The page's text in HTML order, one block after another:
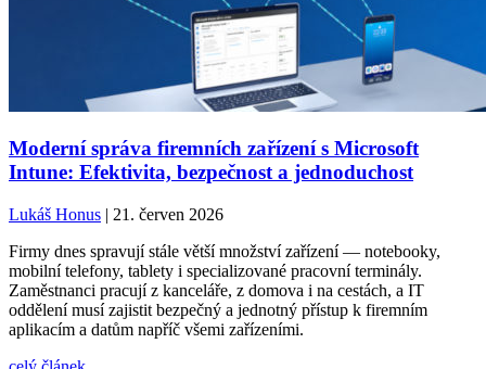
Moderní správa firemních zařízení s Microsoft
Intune: Efektivita, bezpečnost a jednoduchost
Lukáš Honus | 21. červen 2026
Firmy dnes spravují stále větší množství zařízení — notebooky,
mobilní telefony, tablety i specializované pracovní terminály.
Zaměstnanci pracují z kanceláře, z domova i na cestách, a IT
oddělení musí zajistit bezpečný a jednotný přístup k firemním
aplikacím a datům napříč všemi zařízeními.